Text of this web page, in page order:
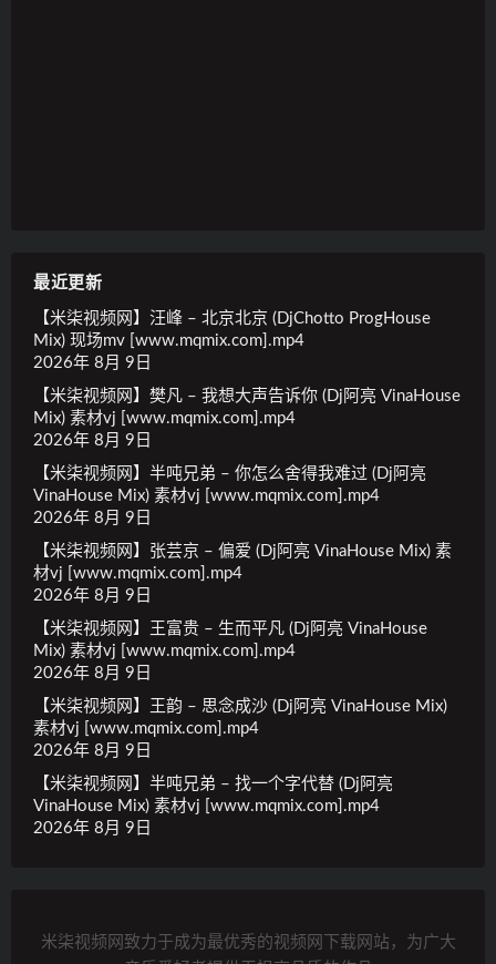
最近更新
【米柒视频网】汪峰 – 北京北京 (DjChotto ProgHouse
Mix) 现场mv [www.mqmix.com].mp4
2026年 8月 9日
【米柒视频网】樊凡 – 我想大声告诉你 (Dj阿亮 VinaHouse
Mix) 素材vj [www.mqmix.com].mp4
2026年 8月 9日
【米柒视频网】半吨兄弟 – 你怎么舍得我难过 (Dj阿亮
VinaHouse Mix) 素材vj [www.mqmix.com].mp4
2026年 8月 9日
【米柒视频网】张芸京 – 偏爱 (Dj阿亮 VinaHouse Mix) 素
材vj [www.mqmix.com].mp4
2026年 8月 9日
【米柒视频网】王富贵 – 生而平凡 (Dj阿亮 VinaHouse
Mix) 素材vj [www.mqmix.com].mp4
2026年 8月 9日
【米柒视频网】王韵 – 思念成沙 (Dj阿亮 VinaHouse Mix)
素材vj [www.mqmix.com].mp4
2026年 8月 9日
【米柒视频网】半吨兄弟 – 找一个字代替 (Dj阿亮
VinaHouse Mix) 素材vj [www.mqmix.com].mp4
2026年 8月 9日
米柒视频网致力于成为最优秀的视频网下载网站，为广大